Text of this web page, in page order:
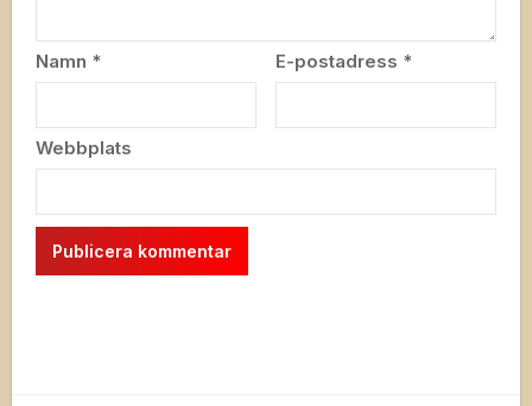
Namn * E-postadress *
Webbplats